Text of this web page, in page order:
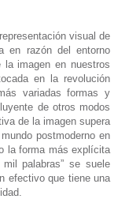
visual de
en razón del entorno
imagen en nuestros
en la revolución
variadas formas y
de otros modos
de la imagen supera
postmoderno en
la forma más explícita
palabras” se suele
efectivo que tiene una